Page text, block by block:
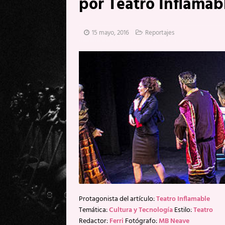
[ 17 mayo, 2026 ] Fito &
[ 5 agosto, 2026 ]
15 mayo, 2016 Reportajes
Protagonista del artículo:Teatro Inflamable
Temática:Cultura y TecnologíaEstilo:Teatro
Redactor:Ferri Fotógrafo:MB Neave